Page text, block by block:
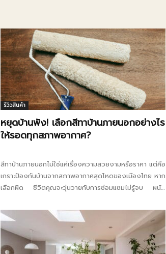
รู้
วา
ตี้
รีวิวสินค้า
หยุดบ้านพัง! เลือกสีทาบ้านภายนอกอย่างไร
ให้รอดทุกสภาพอากาศ?
สีทาบ้านภายนอกไม่ใช่แค่เรื่องความสวยงามหรือราคา แต่คือ
เกราะป้องกันบ้านจากสภาพอากาศสุดโหดของเมืองไทย หาก
เลือกผิด ชีวิตคุณจะวุ่นวายกับการซ่อมแซมไม่รู้จบ ผนัง